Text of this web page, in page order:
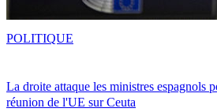
La droite attaque les ministres espagnols
réunion de l'UE sur Ceuta
POLITIQUE